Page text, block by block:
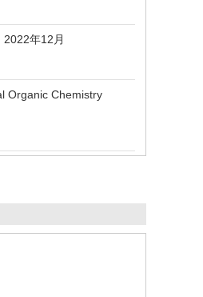
年12月
Organic Chemistry